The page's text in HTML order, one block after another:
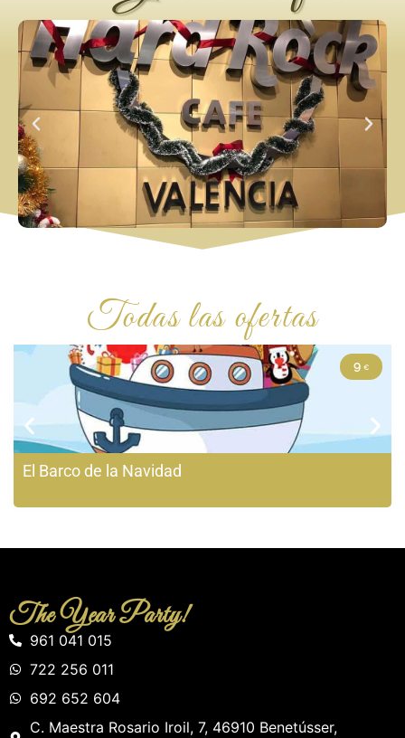
Todas las ofertas
9
El Barco de la Navidad
The Year Party!
961 041 015
722 256 011
692 652 604
C. Maestra Rosario Iroil, 7, 46910 Benetússer,